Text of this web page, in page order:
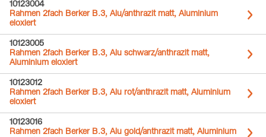
10123004
Rahmen 2fach Berker B.3, Alu/anthrazit matt, Aluminium
eloxiert
10123005
Rahmen 2fach Berker B.3, Alu schwarz/anthrazit matt,
Aluminium eloxiert
10123012
Rahmen 2fach Berker B.3, Alu rot/anthrazit matt, Aluminium
eloxiert
10123016
Rahmen 2fach Berker B.3, Alu gold/anthrazit matt, Aluminium